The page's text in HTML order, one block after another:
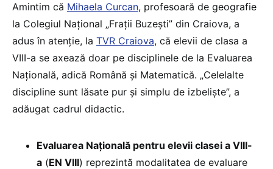
Amintim că Mihaela Curcan, profesoară de geografie
la Colegiul Național „Frații Buzești” din Craiova, a
adus în atenție, la TVR Craiova, că elevii de clasa a
VIII-a se axează doar pe disciplinele de la Evaluarea
Națională, adică Română și Matematică. „Celelalte
discipline sunt lăsate pur și simplu de izbeliște”, a
adăugat cadrul didactic.
Evaluarea Națională pentru elevii clasei a VIII-
a (EN VIII) reprezintă modalitatea de evaluare